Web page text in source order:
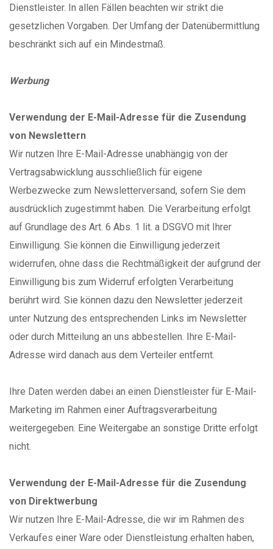
Dienstleister. In allen Fällen beachten wir strikt die
gesetzlichen Vorgaben. Der Umfang der Datenübermittlung
beschränkt sich auf ein Mindestmaß.
Werbung
Verwendung der E-Mail-Adresse für die Zusendung
von Newslettern
Wir nutzen Ihre E-Mail-Adresse unabhängig von der
Vertragsabwicklung ausschließlich für eigene
Werbezwecke zum Newsletterversand, sofern Sie dem
ausdrücklich zugestimmt haben. Die Verarbeitung erfolgt
auf Grundlage des Art. 6 Abs. 1 lit. a DSGVO mit Ihrer
Einwilligung. Sie können die Einwilligung jederzeit
widerrufen, ohne dass die Rechtmäßigkeit der aufgrund der
Einwilligung bis zum Widerruf erfolgten Verarbeitung
berührt wird. Sie können dazu den Newsletter jederzeit
unter Nutzung des entsprechenden Links im Newsletter
oder durch Mitteilung an uns abbestellen. Ihre E-Mail-
Adresse wird danach aus dem Verteiler entfernt.
Ihre Daten werden dabei an einen Dienstleister für E-Mail-
Marketing im Rahmen einer Auftragsverarbeitung
weitergegeben. Eine Weitergabe an sonstige Dritte erfolgt
nicht.
Verwendung der E-Mail-Adresse für die Zusendung
von Direktwerbung
Wir nutzen Ihre E-Mail-Adresse, die wir im Rahmen des
Verkaufes einer Ware oder Dienstleistung erhalten haben,